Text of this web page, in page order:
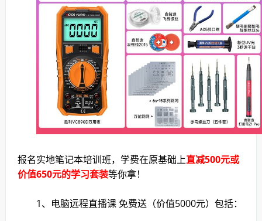
报名实地笔记本培训班，学费在原基础上直减500元或
价值650元的学习套装等你拿！
1、电脑远程直播课 免费送（价值5000元）包括：